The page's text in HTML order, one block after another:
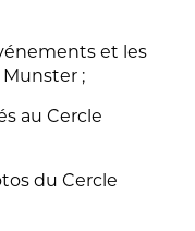
et les
;
au Cercle
du Cercle